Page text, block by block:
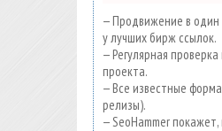
— Продвижение в один
у лучших бирж ссылок.
— Регулярная
проекта.
— Все известные
релизы).
— SeoHammer